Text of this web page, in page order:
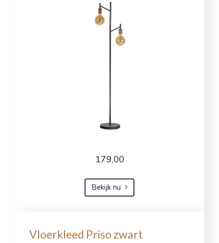
179,00
Bekijk nu
Vloerkleed Priso zwart